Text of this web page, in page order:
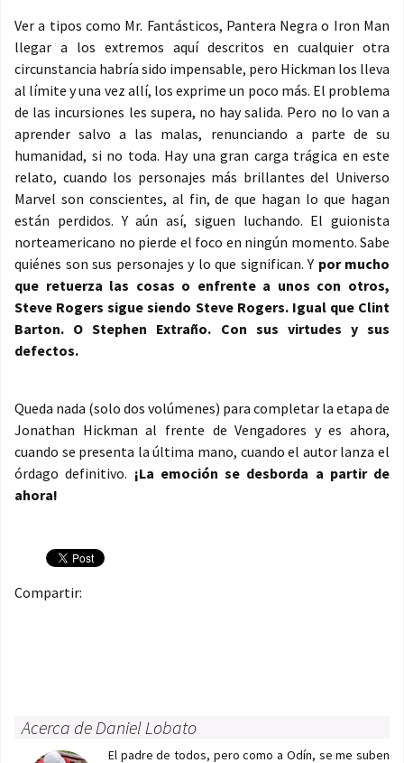
Ver a tipos como Mr. Fantásticos, Pantera Negra o Iron Man
llegar a los extremos aquí descritos en cualquier otra
circunstancia habría sido impensable, pero Hickman los lleva
al límite y una vez allí, los exprime un poco más. El problema
de las incursiones les supera, no hay salida. Pero no lo van a
aprender salvo a las malas, renunciando a parte de su
humanidad, si no toda. Hay una gran carga trágica en este
relato, cuando los personajes más brillantes del Universo
Marvel son conscientes, al fin, de que hagan lo que hagan
están perdidos. Y aún así, siguen luchando. El guionista
norteamericano no pierde el foco en ningún momento. Sabe
quiénes son sus personajes y lo que significan. Y por mucho
que retuerza las cosas o enfrente a unos con otros,
Steve Rogers sigue siendo Steve Rogers. Igual que Clint
Barton. O Stephen Extraño. Con sus virtudes y sus
defectos.
Queda nada (solo dos volúmenes) para completar la etapa de
Jonathan Hickman al frente de Vengadores y es ahora,
cuando se presenta la última mano, cuando el autor lanza el
órdago definitivo. ¡La emoción se desborda a partir de
ahora!
Compartir:
Acerca de Daniel Lobato
El padre de todos, pero como a Odín, se me suben